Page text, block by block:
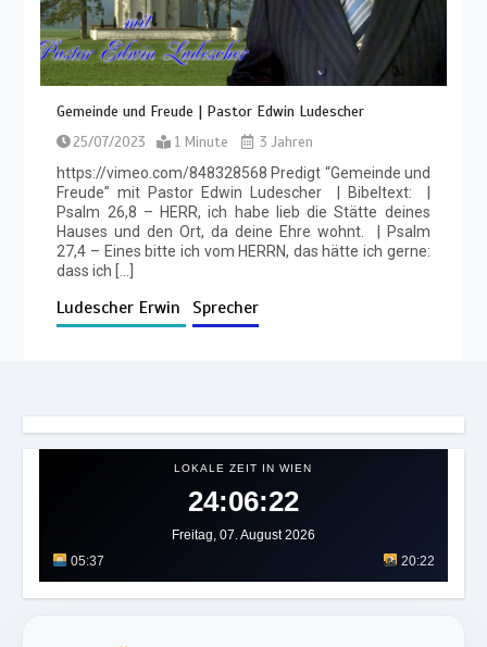
Gemeinde und Freude | Pastor Edwin Ludescher
25/07/2023 1 Minute
3 Jahren
https://vimeo.com/848328568 Predigt “Gemeinde und
Freude” mit Pastor Edwin Ludescher | Bibeltext: |
Psalm 26,8 – HERR, ich habe lieb die Stätte deines
Hauses und den Ort, da deine Ehre wohnt. | Psalm
27,4 – Eines bitte ich vom HERRN, das hätte ich gerne:
dass ich […]
Ludescher Erwin Sprecher
LOKALE ZEIT IN WIEN
24:06:26
Freitag, 07. August 2026
05:37
20:22